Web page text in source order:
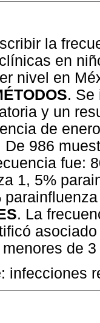
la
en
nivel en
. Se
y un
de
De 986
fue:
1, 5%
. La
de
: infecciones